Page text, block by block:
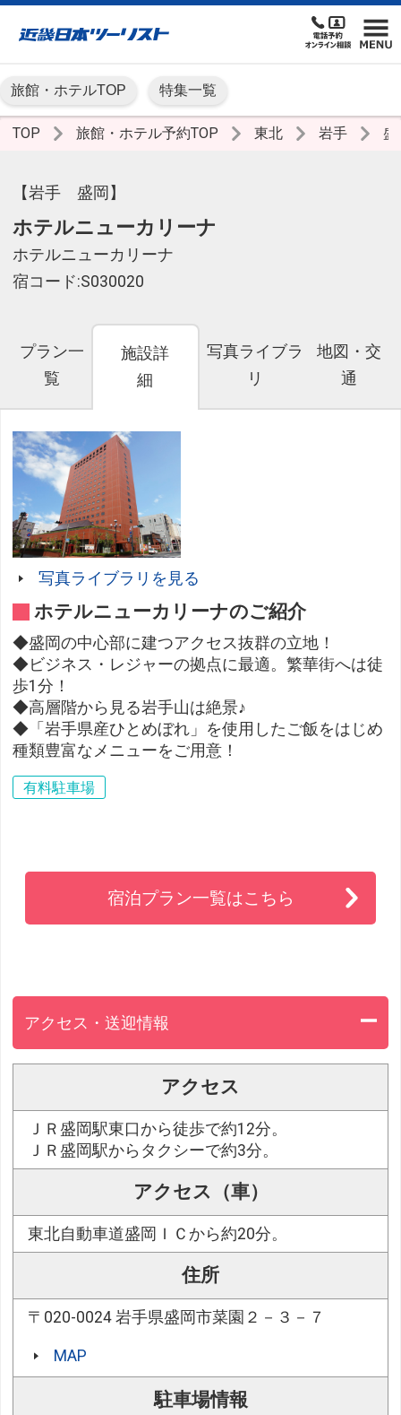
旅館・ホテルTOP 特集一覧
TOP 旅館・ホテル予約TOP 東北 岩手
【岩手 盛岡】
ホテルニューカリーナ
ホテルニューカリーナ
宿コード:S030020
プラン一
覧
施設詳
細
写真ライブラ
リ
地図・交
通
写真ライブラリを見る
ホテルニューカリーナのご紹介
◆盛岡の中心部に建つアクセス抜群の立地！
◆ビジネス・レジャーの拠点に最適。繁華街へは徒
歩1分！
◆高層階から見る岩手山は絶景♪
◆「岩手県産ひとめぼれ」を使用したご飯をはじめ
種類豊富なメニューをご用意！
有料駐車場
宿泊プラン一覧はこちら
アクセス・送迎情報
アクセス
ＪＲ盛岡駅東口から徒歩で約12分。
ＪＲ盛岡駅からタクシーで約3分。
アクセス（車）
東北自動車道盛岡ＩＣから約20分。
住所
〒020-0024 岩手県盛岡市菜園２－３－７
MAP
駐車場情報